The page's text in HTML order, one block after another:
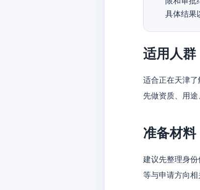
具体结果
适用人群
适合正在天津
先做资质、用途
准备材料
建议先整理身
等与申请方向相